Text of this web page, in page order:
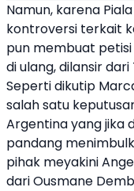
Namun, karena
kontroversi terkait
pun membuat petisi
di ulang, dilansir
Seperti dikutip
salah satu
Argentina yang jika
pandang
pihak meyakini
dari Ousmane